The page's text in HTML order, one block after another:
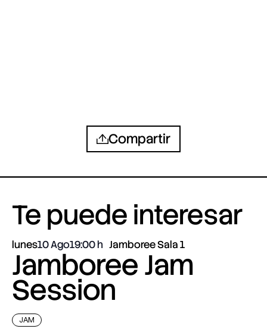
Compartir
Te puede interesar
lunes10 Ago19:00 Jamboree Sala 1
Jamboree Jam
Session
JAM